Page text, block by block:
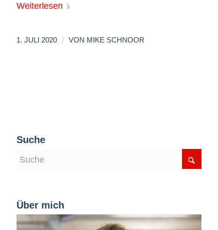
Weiterlesen
1. JULI 2020 / VON MIKE SCHNOOR
Suche
Über mich